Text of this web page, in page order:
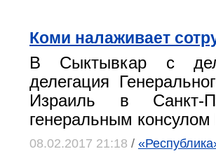
Коми налаживает
В Сыктывкар с
делегация
Израиль в Санкт-
генеральным
08.02.2017 21:18 /